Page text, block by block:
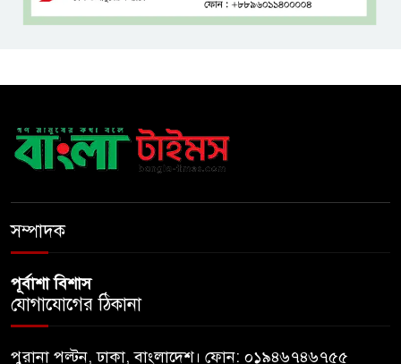
ফ্রি ব্লাড গ্রুপিং ক্যাম্পেইন
আ ‘লীগের রাজনৈতিক মৃত্যু হয়েছে
ঢাকায়, দাফন হয়েছে দিল্লিতে:
সম্পাদক
পূর্বাশা বিশাস
যোগাযোগের ঠিকানা
পুরানা পল্টন, ঢাকা, বাংলাদেশ। ফোন: ০১৯৪৬৭৪৬৭৫৫